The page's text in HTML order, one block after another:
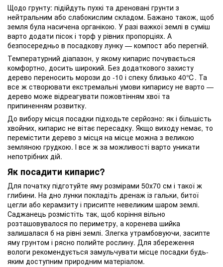
Щодо грунту: підійдуть пухкі та дреновані грунти з
нейтральним або слабокислим складом. Бажано також, щоб
земля була насичена органікою. У разі важкої землі в суміш
варто додати пісок і торф у рівних пропорціях. А
безпосередньо в посадкову лунку — компост або перегній.
Температурний діапазон, у якому кипарис почувається
комфортно, досить широкий. Без додаткового захисту
дерево переносить морози до -10 і спеку близько 40℃. Та
все ж створювати екстремальні умови кипарису не варто —
дерево може відреагувати пожовтінням хвої та
припиненням розвитку.
До вибору місця посадки підходьте серйозно: як і більшість
хвойних, кипарис не вітає пересадку. Якщо виходу немає, то
перемістити дерево з місця на місце можна з великою
земляною грудкою. І все ж за можливості варто уникати
непотрібних дій.
Як посадити кипарис?
Для початку підготуйте яму розмірами 50х70 см і такої ж
глибини. На дно лунки покладіть дренаж із гальки, битої
цегли або керамзиту і присипте невеликим шаром землі.
Саджанець розмістіть так, щоб коріння вільно
розташовувалося по периметру, а коренева шийка
залишалася б на рівні землі. Злегка утрамбовуючи, засипте
яму грунтом і рясно полийте рослину. Для збереження
вологи рекомендується замульчувати місце посадки будь-
яким доступним природним матеріалом.